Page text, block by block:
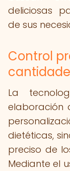
deliciosas
de sus
Control
La
elaboración
dietéticas,
preciso de
Mediante el